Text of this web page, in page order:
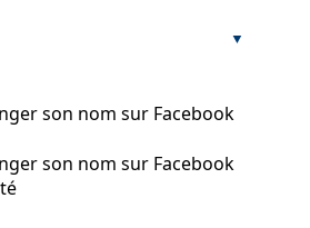
son nom sur Facebook
son nom sur Facebook